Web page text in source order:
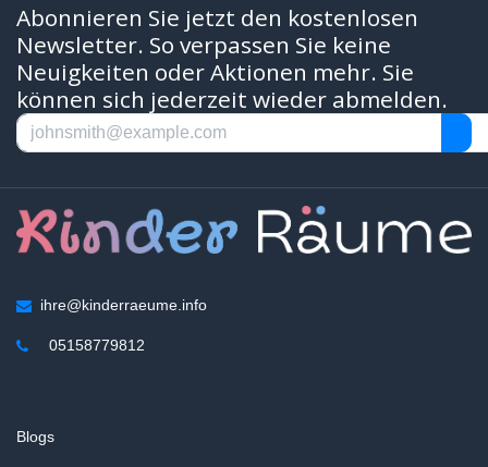
Abonnieren Sie jetzt den kostenlosen
Newsletter. So verpassen Sie keine
Neuigkeiten oder Aktionen mehr. Sie
können sich jederzeit wieder abmelden.
ihre@kinderraeume.info
05158779812
Blogs